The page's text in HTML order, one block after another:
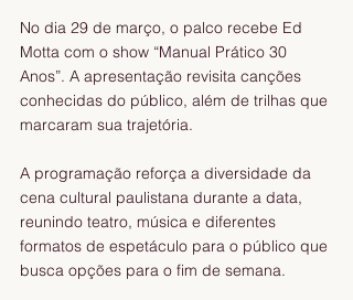
No dia 29 de março, o palco recebe Ed
Motta com o show “Manual Prático 30
Anos”. A apresentação revisita canções
conhecidas do público, além de trilhas que
marcaram sua trajetória.
A programação reforça a diversidade da
cena cultural paulistana durante a data,
reunindo teatro, música e diferentes
formatos de espetáculo para o público que
busca opções para o fim de semana.